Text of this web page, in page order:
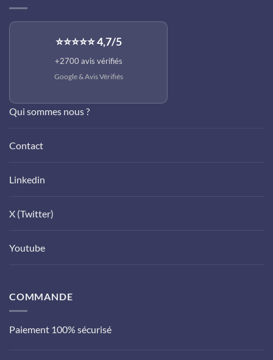
⭐⭐⭐⭐⭐ 4,7/5
+2700 avis vérifiés
Google &Avis Vérifiés
Qui sommes nous ?
Contact
Linkedin
X (Twitter)
Youtube
COMMANDE
Paiement 100% sécurisé